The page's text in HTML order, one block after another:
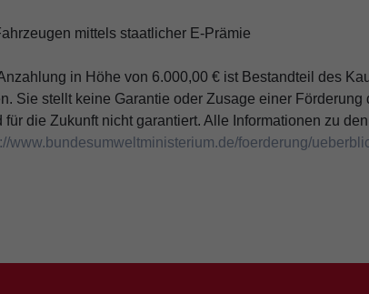
mittels staatlicher E-Prämie
in Höhe von 6.000,00 € ist Bestandteil des
Sie stellt keine Garantie oder Zusage einer
die Zukunft nicht garantiert. Alle Informationen zu
www.bundesumweltministerium.de/foerderung/